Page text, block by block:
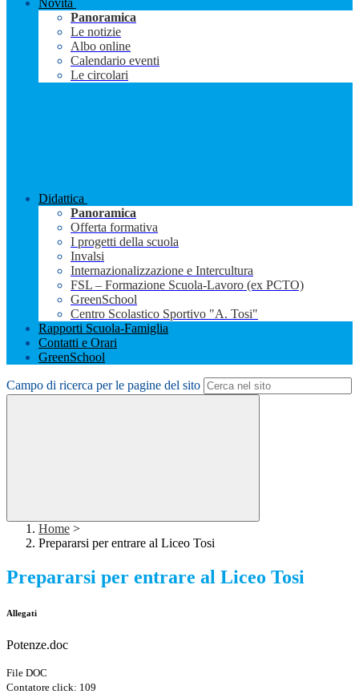
Novità
Panoramica
Le notizie
Albo online
Calendario eventi
Le circolari
Didattica
Panoramica
Offerta formativa
I progetti della scuola
Invalsi
Internazionalizzazione e Intercultura
FSL – Formazione Scuola-Lavoro (ex PCTO)
GreenSchool
Centro Scolastico Sportivo "A. Tosi"
Rapporti Scuola-Famiglia
Contatti e Orari
GreenSchool
Campo di ricerca per le pagine del sito
Home >
Prepararsi per entrare al Liceo Tosi
Prepararsi per entrare al Liceo Tosi
Allegati
Potenze.doc
File DOC
Contatore click: 109